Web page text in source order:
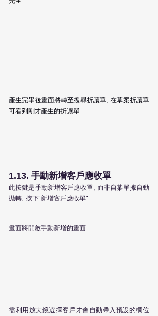
產生完畢後畫面將轉至搜尋折讓單, 在草案折讓單
可看到剛才產生的折讓單
1.13. 手動新增客戶應收單
此按鍵是手動新增客戶應收單, 而非自某單據自動
拋轉, 按下"新增客戶應收單"
畫面將開啟手動新增的畫面
需利用放大鏡選擇客戶才會自動帶入預設的欄位